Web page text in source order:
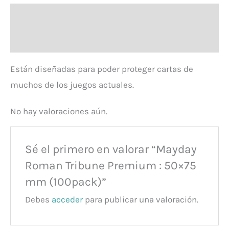
Están diseñadas para poder proteger cartas de
muchos de los juegos actuales.
No hay valoraciones aún.
Sé el primero en valorar “Mayday
Roman Tribune Premium : 50×75
mm (100pack)”
Debes acceder para publicar una valoración.